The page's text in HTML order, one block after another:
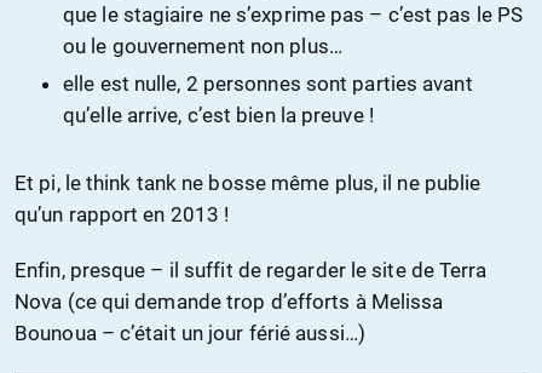
que le stagiaire ne s’exprime pas – c’est pas le PS
ou le gouvernement non plus…
elle est nulle, 2 personnes sont parties avant
qu’elle arrive, c’est bien la preuve !
Et pi, le think tank ne bosse même plus, il ne publie
qu’un rapport en 2013 !
Enfin, presque – il suffit de regarder le site de Terra
Nova (ce qui demande trop d’efforts à Melissa
Bounoua – c’était un jour férié aussi…)